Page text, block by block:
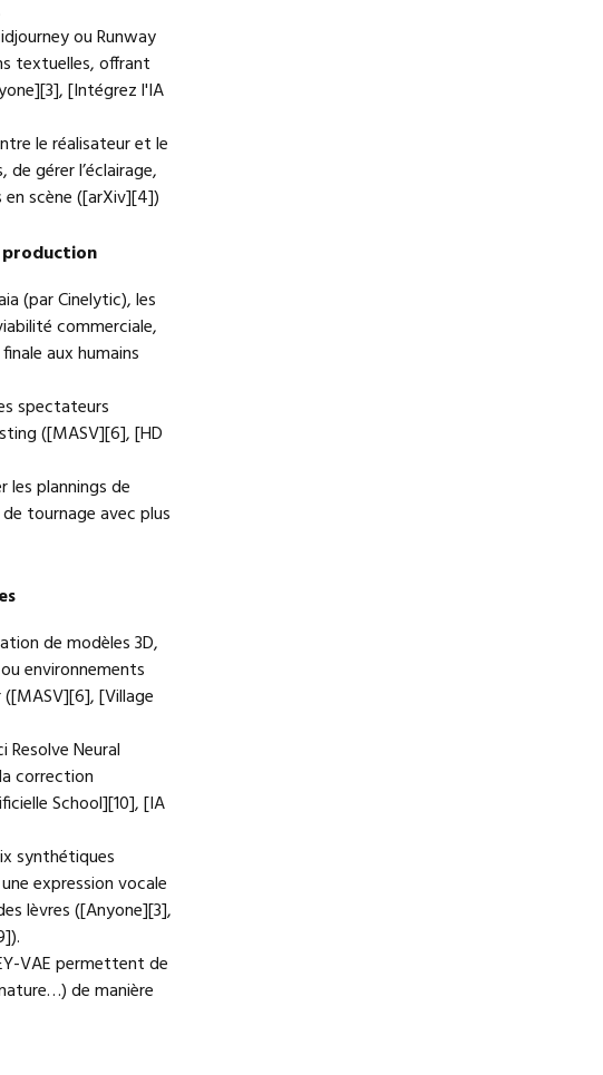
ou Runway
textuelles, offrant
[Intégrez l'IA
le réalisateur et le
gérer l’éclairage,
scène ([arXiv][4])
production
(par Cinelytic), les
commerciale,
aux humains
spectateurs
([MASV][6], [HD
les plannings de
tournage avec plus
de modèles 3D,
environnements
[Village
Neural
correction
School][10], [IA
synthétiques
expression vocale
lèvres ([Anyone][3],
VAE permettent de
de manière